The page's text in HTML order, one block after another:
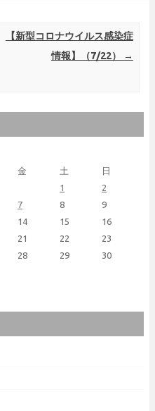
【新型コロナウイルス感染症
情報】（7/22）
→
金 土 日
1
2
7 8
9
14 15
16
21 22
23
28 29
30